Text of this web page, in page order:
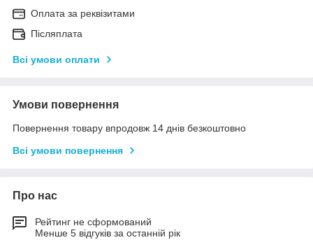
Оплата за реквізитами
Післяплата
Всі умови оплати
Умови повернення
Повернення товару впродовж 14 днів безкоштовно
Всі умови повернення
Про нас
Рейтинг не сформований
Менше 5 відгуків за останній рік